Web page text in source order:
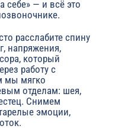
себе» — и всё это
расслабите спину
напряжения,
который
работу с
мы мягко
отделам: шея,
Снимем
эмоции,